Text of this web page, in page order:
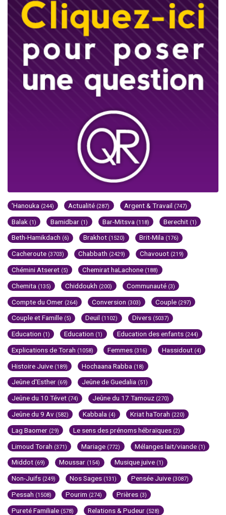
'Hanouka (244) Actualité (287) Argent & Travail (747)
Balak (1) Bamidbar (1) Bar-Mitsva (118) Berechit (1)
Beth-Hamikdach (6) Brakhot (1520) Brit-Mila (176)
Cacheroute (3703) Chabbath (2429) Chavouot (219)
Chémini Atseret (5) Chemirat haLachone (188)
Chemita (135) Chiddoukh (200) Communauté (3)
Compte du Omer (264) Conversion (303) Couple (297)
Couple et Famille (5) Deuil (1102) Divers (5037)
Education (1) Education (1) Education des enfants (244)
Explications de Torah (1058) Femmes (316) Hassidout (4)
Histoire Juive (189) Hochaana Rabba (18)
Jeûne d'Esther (69) Jeûne de Guedalia (51)
Jeûne du 10 Tévet (74) Jeûne du 17 Tamouz (270)
Jeûne du 9 Av (582) Kabbala (4) Kriat haTorah (220)
Lag Baomer (29) Le sens des prénoms hébraïques (2)
Limoud Torah (371) Mariage (772) Mélanges lait/viande (1)
Middot (69) Moussar (154) Musique juive (1)
Non-Juifs (249) Nos Sages (131) Pensée Juive (3087)
Pessah (1508) Pourim (274) Prières (3)
Pureté Familiale (578) Relations & Pudeur (528)